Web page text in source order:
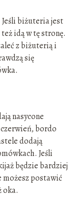
biżuteria jest
idą w tę stronę.
z biżuterią i
się
nasycone
bordo
dodają
Jeśli
będzie bardziej
możesz postawić
oka.